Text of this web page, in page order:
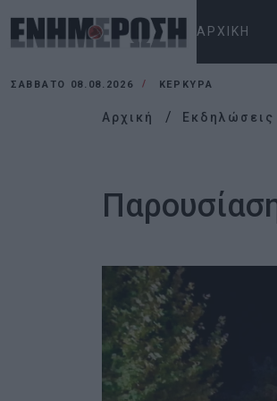
ΑΡΧΙΚΉ
ΣΆΒΒΑΤΟ 08.08.2026 ΚΕΡΚΥΡΑ
Αρχική Εκδηλώσεις